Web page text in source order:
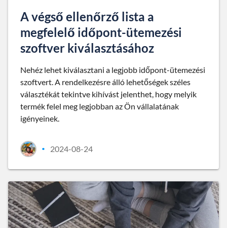
A végső ellenőrző lista a
megfelelő időpont-ütemezési
szoftver kiválasztásához
Nehéz lehet kiválasztani a legjobb időpont-ütemezési
szoftvert. A rendelkezésre álló lehetőségek széles
választékát tekintve kihívást jelenthet, hogy melyik
termék felel meg legjobban az Ön vállalatának
igényeinek.
• 2024-08-24